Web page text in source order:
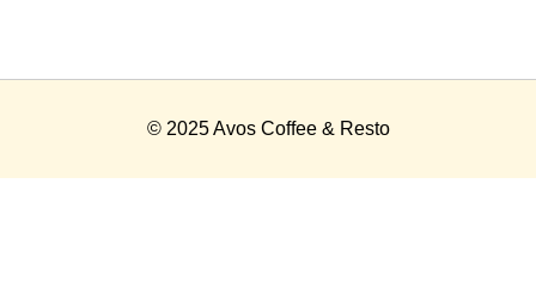
© 2025 Avos Coffee & Resto